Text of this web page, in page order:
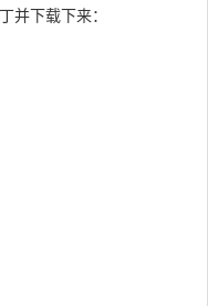
并下载下来：